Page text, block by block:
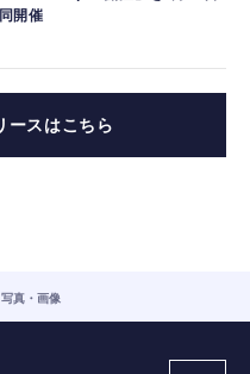
開催
ースはこちら
写真・画像